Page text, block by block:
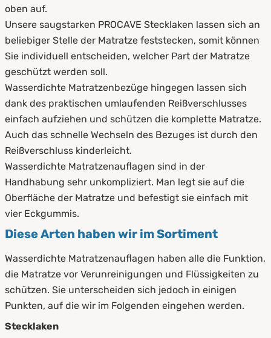
Auflagen
schnelltrocknend
absolut geräuscharm
oben auf.
Unsere saugstarken PROCAVE Stecklaken lassen sich an
beliebiger Stelle der Matratze feststecken, somit können
Sie individuell entscheiden, welcher Part der Matratze
geschützt werden soll.
Wasserdichte Matratzenbezüge hingegen lassen sich
dank des praktischen umlaufenden Reißverschlusses
einfach aufziehen und schützen die komplette Matratze.
Auch das schnelle Wechseln des Bezuges ist durch den
Reißverschluss kinderleicht.
Wasserdichte Matratzenauflagen sind in der
Handhabung sehr unkompliziert. Man legt sie auf die
Oberfläche der Matratze und befestigt sie einfach mit
vier Eckgummis.
Diese Arten haben wir im Sortiment
Wasserdichte Matratzenauflagen haben alle die Funktion,
die Matratze vor Verunreinigungen und Flüssigkeiten zu
schützen. Sie unterscheiden sich jedoch in einigen
Punkten, auf die wir im Folgenden eingehen werden.
Stecklaken